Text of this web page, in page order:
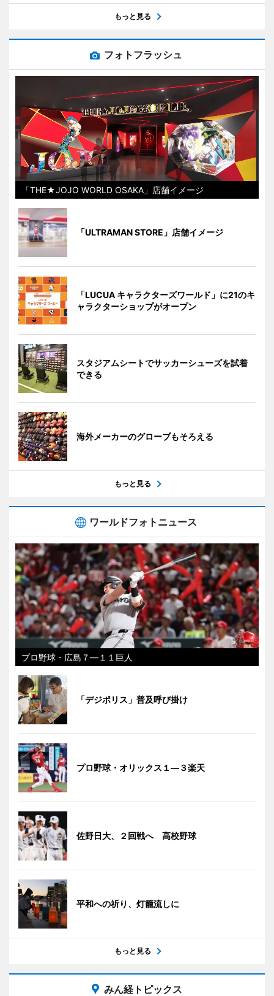
もっと見る
フォトフラッシュ
「THE★JOJO WORLD OSAKA」店舗イメージ
「ULTRAMAN STORE」店舗イメージ
「LUCUA キャラクターズワールド」に21のキ
ャラクターショップがオープン
スタジアムシートでサッカーシューズを試着
できる
海外メーカーのグローブもそろえる
もっと見る
ワールドフォトニュース
プロ野球・広島７―１１巨人
「デジポリス」普及呼び掛け
プロ野球・オリックス１―３楽天
佐野日大、２回戦へ 高校野球
平和への祈り、灯籠流しに
もっと見る
みん経トピックス